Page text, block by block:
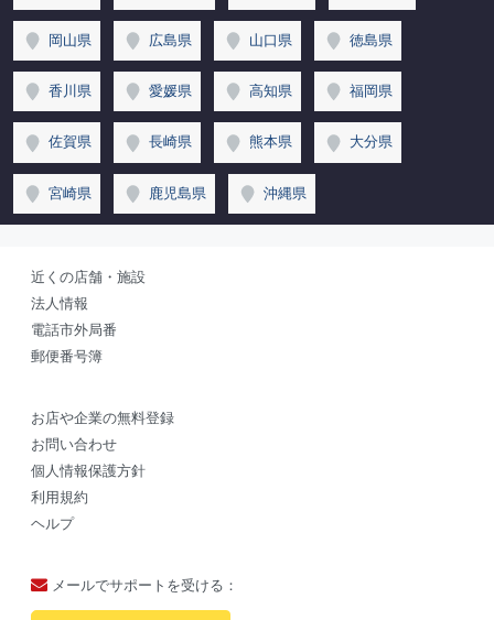
岡山県 広島県 山口県 徳島県
香川県 愛媛県 高知県 福岡県
佐賀県 長崎県 熊本県 大分県
宮崎県 鹿児島県 沖縄県
近くの店舗・施設
法人情報
電話市外局番
郵便番号簿
お店や企業の無料登録
お問い合わせ
個人情報保護方針
利用規約
ヘルプ
メールでサポートを受ける：